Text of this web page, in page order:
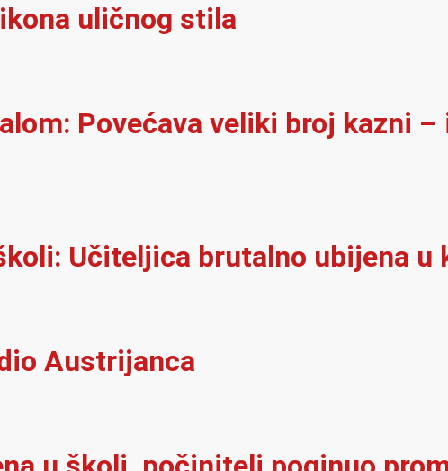
uličnog stila
Povećava veliki broj kazni –
Učiteljica brutalno ubijena u
Austrijanca